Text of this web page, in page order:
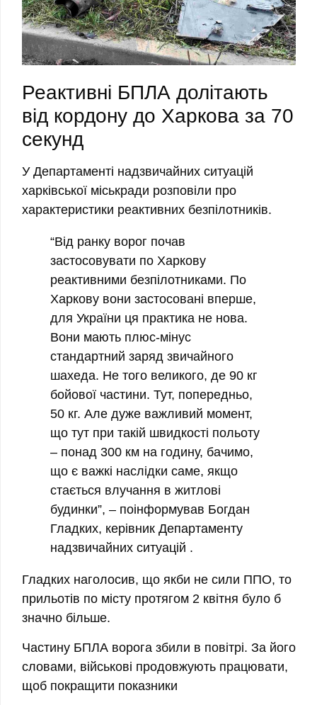
Реактивні БПЛА долітають
від кордону до Харкова за 70
секунд
У Департаменті надзвичайних ситуацій
харківської міськради розповіли про
характеристики реактивних безпілотників.
“Від ранку ворог почав
застосовувати по Харкову
реактивними безпілотниками. По
Харкову вони застосовані вперше,
для України ця практика не нова.
Вони мають плюс-мінус
стандартний заряд звичайного
шахеда. Не того великого, де 90 кг
бойової частини. Тут, попередньо,
50 кг. Але дуже важливий момент,
що тут при такій швидкості польоту
– понад 300 км на годину, бачимо,
що є важкі наслідки саме, якщо
стається влучання в житлові
будинки”, – поінформував Богдан
Гладких, керівник Департаменту
надзвичайних ситуацій .
Гладких наголосив, що якби не сили ППО, то
прильотів по місту протягом 2 квітня було б
значно більше.
Частину БПЛА ворога збили в повітрі. За його
словами, військові продовжують працювати,
щоб покращити показники